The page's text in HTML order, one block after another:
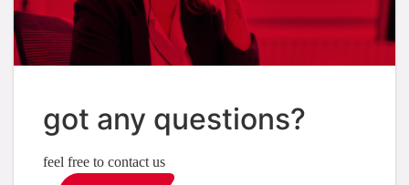
got any questions?
feel free to contact us